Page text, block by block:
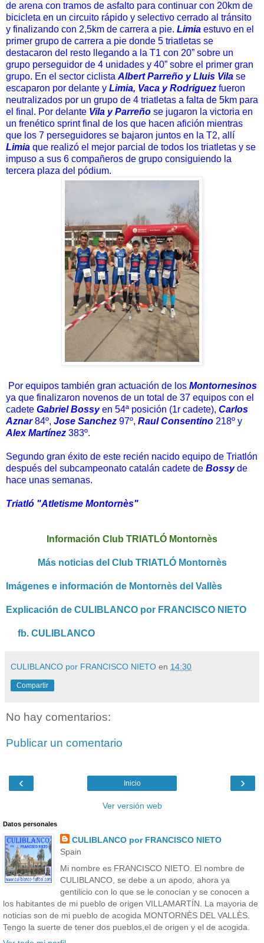
de arena con tramos de asfalto para continuar con 20km de
bicicleta en un circuito rápido y selectivo cerrado al tránsito
y finalizando con 2,5km de carrera a pie. Limia estuvo en el
primer grupo de carrera a pie donde 5 triatletas se
destacaron del resto llegando a la T1 con 20” sobre un
grupo perseguidor de 4 unidades y 40” sobre el primer gran
grupo. En el sector ciclista Albert Parreño y Lluis Vila se
escaparon por delante y Limia, Vaca y Rodriguez fueron
neutralizados por un grupo de 4 triatletas a falta de 5km para
el final. Por delante Vila y Parreño se jugaron la victoria en
un frenético sprint final de los que hacen afición mientras
que los 7 perseguidores se bajaron juntos en la T2, allí
Limia que realizó el mejor parcial de todos los triatletas y se
impuso a sus 6 compañeros de grupo consiguiendo la
tercera plaza del pódium.
Por equipos también gran actuación de los Montornesinos
ya que finalizaron novenos de un total de 37 equipos con el
cadete Gabriel Bossyen 54ª posición (1r cadete), Carlos
Aznar84º, Jose Sanchez 97º, Raul Consentino 218º y
Alex Martínez 383º.
Segundo gran éxito de este recién nacido equipo de Triatlón
después del subcampeonato catalán cadete de Bossyde
hace unas semanas.
Triatló "Atletisme Montornès"
Información Club TRIATLÓ Montornès
Más noticias del Club TRIATLÓ Montornès
Imágenes e información de Montornès del Vallès
Explicación de CULIBLANCO por FRANCISCO NIETO
fb. CULIBLANCO
CULIBLANCO por FRANCISCO NIETO en 14:30
Compartir
No hay comentarios:
Publicar un comentario
‹ ›
Inicio
Ver versión web
Datos personales
CULIBLANCO por FRANCISCO NIETO
Spain
Mi nombre es FRANCISCO NIETO. El nombre de
CULIBLANCO, se debe a un apodo, ahora ya
gentilicio con lo que se le conocían y se conocen a
los habitantes de mi pueblo de origen VILLAMARTÍN. La mayoria de
noticias son de mi pueblo de acogida MONTORNÈS DEL VALLÈS.
Tengo la suerte de tener dos pueblos,el de origen y el de acogida.